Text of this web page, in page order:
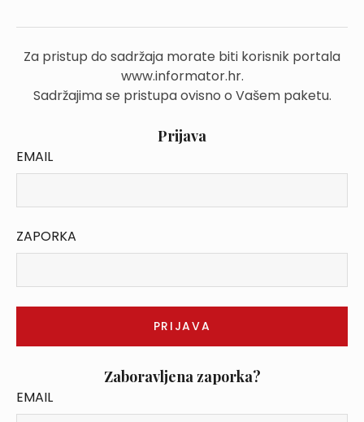
Za pristup do sadržaja morate biti korisnik portala
www.informator.hr.
Sadržajima se pristupa ovisno o Vašem paketu.
Prijava
EMAIL
ZAPORKA
Zaboravljena zaporka?
EMAIL